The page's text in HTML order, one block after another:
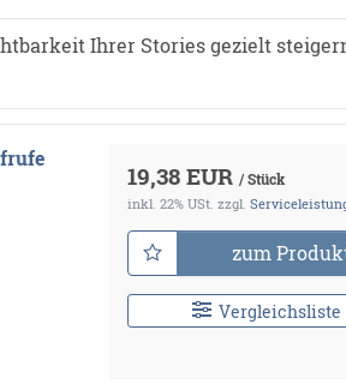
Ihrer Stories gezielt
19,38 EUR / Stück
inkl. 22% USt. zzgl.
zum
Vergleichsliste